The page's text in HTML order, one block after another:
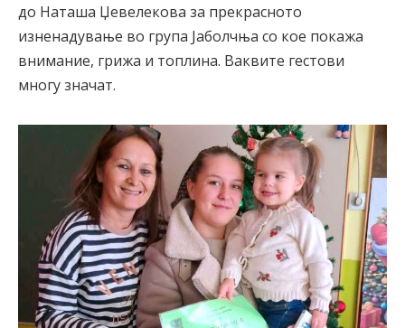
до Наташа Џевелекова за прекрасното
изненадување во група Јаболчња со кое покажа
внимание, грижа и топлина. Ваквите гестови
многу значат.